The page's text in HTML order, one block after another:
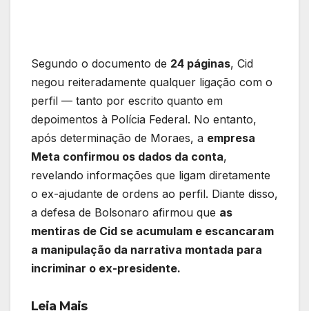
Segundo o documento de 24 páginas, Cid
negou reiteradamente qualquer ligação com o
perfil — tanto por escrito quanto em
depoimentos à Polícia Federal. No entanto,
após determinação de Moraes, a empresa
Meta confirmou os dados da conta,
revelando informações que ligam diretamente
o ex-ajudante de ordens ao perfil. Diante disso,
a defesa de Bolsonaro afirmou que as
mentiras de Cid se acumulam e escancaram
a manipulação da narrativa montada para
incriminar o ex-presidente.
Leia Mais